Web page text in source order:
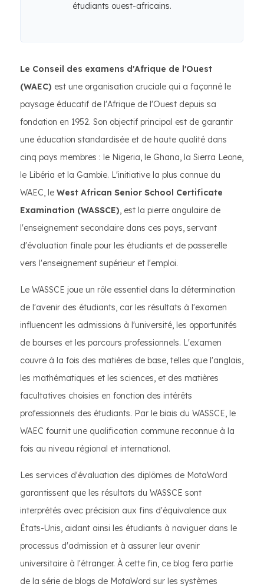
étudiants ouest-africains.
Le Conseil des examens d'Afrique de l'Ouest
(WAEC) est une organisation cruciale qui a façonné le
paysage éducatif de l'Afrique de l'Ouest depuis sa
fondation en 1952. Son objectif principal est de garantir
une éducation standardisée et de haute qualité dans
cinq pays membres : le Nigeria, le Ghana, la Sierra Leone,
le Libéria et la Gambie. L'initiative la plus connue du
WAEC, le West African Senior School Certificate
Examination (WASSCE), est la pierre angulaire de
l'enseignement secondaire dans ces pays, servant
d'évaluation finale pour les étudiants et de passerelle
vers l'enseignement supérieur et l'emploi.
Le WASSCE joue un rôle essentiel dans la détermination
de l'avenir des étudiants, car les résultats à l'examen
influencent les admissions à l'université, les opportunités
de bourses et les parcours professionnels. L'examen
couvre à la fois des matières de base, telles que l'anglais,
les mathématiques et les sciences, et des matières
facultatives choisies en fonction des intérêts
professionnels des étudiants. Par le biais du WASSCE, le
WAEC fournit une qualification commune reconnue à la
fois au niveau régional et international.
Les services d'évaluation des diplômes de MotaWord
garantissent que les résultats du WASSCE sont
interprétés avec précision aux fins d'équivalence aux
États-Unis, aidant ainsi les étudiants à naviguer dans le
processus d'admission et à assurer leur avenir
universitaire à l'étranger. À cette fin, ce blog fera partie
de la série de blogs de MotaWord sur les systèmes